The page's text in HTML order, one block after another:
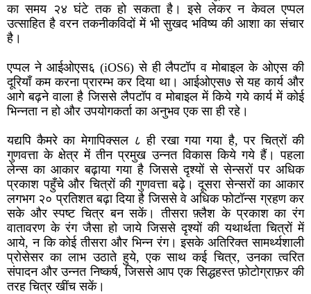
का समय २४ घंटे तक हो सकता है। इसे लेकर न केवल एप्पल
उत्साहित है वरन तकनीकविदों में भी सुखद भविष्य की आशा का संचार
है।
एप्पल ने आईओएस६ (iOS6) से ही लैपटॉप व मोबाइल के ओएस की
दूरियाँ कम करना प्रारम्भ कर दिया था। आईओएस७ से यह कार्य और
आगे बढ़ने वाला है जिससे लैपटॉप व मोबाइल में किये गये कार्य में कोई
भिन्नता न हो और उपयोगकर्ता का अनुभव एक सा ही रहे।
यद्यपि कैमरे का मेगापिक्सल ८ ही रखा गया गया है, पर चित्रों की
गुणवत्ता के क्षेत्र में तीन प्रमुख उन्नत विकास किये गये हैं। पहला
लेन्स का आकार बढ़ाया गया है जिससे दृश्यों से सेन्सरों पर अधिक
प्रकाश पहुँचे और चित्रों की गुणवत्ता बढ़े। दूसरा सेन्सरों का आकार
लगभग २० प्रतिशत बढ़ा दिया है जिससे वे अधिक फोटॉन्स ग्रहण कर
सके और स्पष्ट चित्र बन सकें। तीसरा फ़्लैश के प्रकाश का रंग
वातावरण के रंग जैसा हो जाये जिससे दृश्यों की यथार्थता चित्रों में
आये, न कि कोई तीसरा और भिन्न रंग। इसके अतिरिक्त सामर्थ्यशाली
प्रोसेसर का लाभ उठाते हुये, एक साथ कई चित्र, उनका त्वरित
संपादन और उन्नत निष्कर्ष, जिससे आप एक सिद्धहस्त फ़ोटोग्राफ़र की
तरह चित्र खींच सकें।